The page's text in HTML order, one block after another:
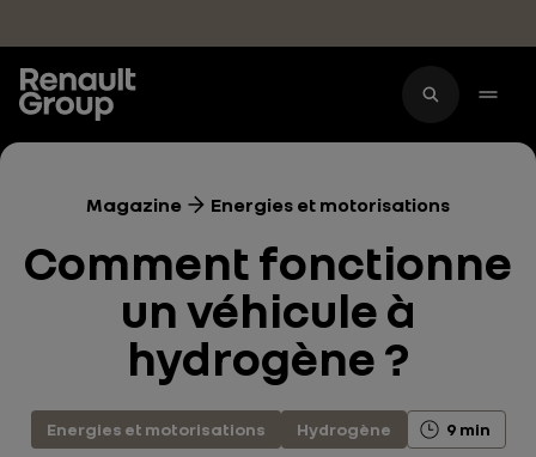
Magazine Energies et motorisations
Comment fonctionne
un véhicule à
hydrogène ?
Energies et motorisations Hydrogène 9 min